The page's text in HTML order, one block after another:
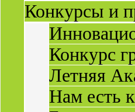
Конкурсы и
Конкурс
Летняя
Нам есть